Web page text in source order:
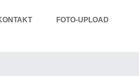
FOTO-UPLOAD